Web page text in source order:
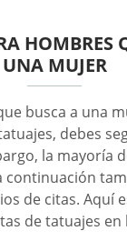
HOMBRES
UNA MUJER
busca a una
debes
la mayoría
continuación
de citas. Aquí
de tatuajes en